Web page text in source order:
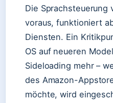
Die Sprachsteuerung
voraus, funktioniert
Diensten. Ein
OS auf neueren
Sideloading mehr –
des Amazon-
möchte, wird